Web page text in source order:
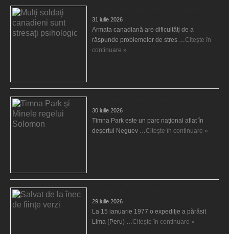
31 iulie 2026
Armata canadiană are dificultăţi de a
răspunde problemelor de stres …Citește în
continuare »
30 iulie 2026
Timna Park este un parc naţional aflat în
deşertul Neguev …Citește în continuare »
29 iulie 2026
La 15 ianuarie 1977 o expediţie a părăsit
Lima (Peru) …Citește în continuare »